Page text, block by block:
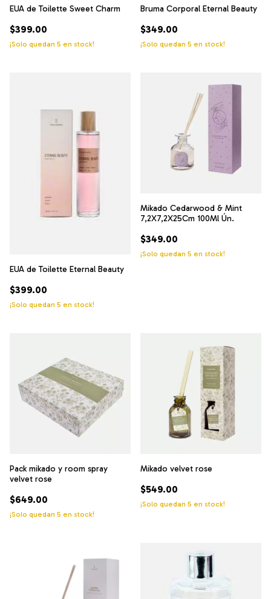
EUA de Toilette Sweet Charm
$399.00
¡Solo quedan 5 en stock!
Bruma Corporal Eternal Beauty
$349.00
¡Solo quedan 5 en stock!
EUA de Toilette Eternal Beauty
$399.00
¡Solo quedan 5 en stock!
Mikado Cedarwood & Mint
7,2X7,2X25Cm 100Ml Ún.
$349.00
¡Solo quedan 5 en stock!
Pack mikado y room spray
velvet rose
$649.00
¡Solo quedan 5 en stock!
Mikado velvet rose
$549.00
¡Solo quedan 5 en stock!